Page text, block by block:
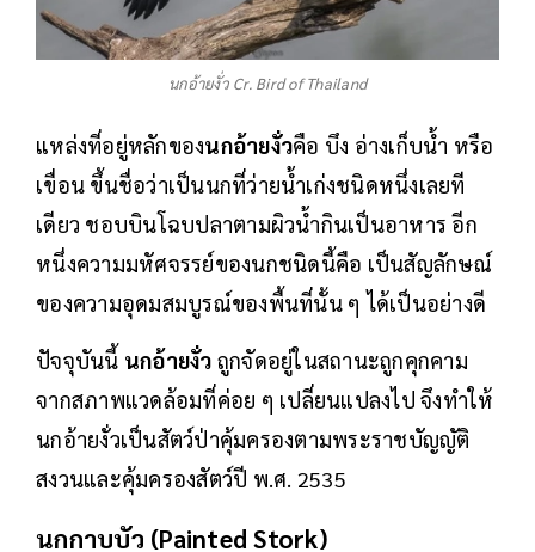
นกอ้ายงั่ว Cr. Bird of Thailand
แหล่งที่อยู่หลักของนกอ้ายงั่วคือ บึง อ่างเก็บน้ำ หรือ
เขื่อน ขึ้นชื่อว่าเป็นนกที่ว่ายน้ำเก่งชนิดหนึ่งเลยที
เดียว ชอบบินโฉบปลาตามผิวน้ำกินเป็นอาหาร อีก
หนึ่งความมหัศจรรย์ของนกชนิดนี้คือ เป็นสัญลักษณ์
ของความอุดมสมบูรณ์ของพื้นที่นั้น ๆ ได้เป็นอย่างดี
ปัจจุบันนี้ นกอ้ายงั่ว ถูกจัดอยู่ในสถานะถูกคุกคาม
จากสภาพแวดล้อมที่ค่อย ๆ เปลี่ยนแปลงไป จึงทำให้
นกอ้ายงั่วเป็นสัตว์ป่าคุ้มครองตามพระราชบัญญัติ
สงวนและคุ้มครองสัตว์ปี พ.ศ. 2535
นกกาบบัว (Painted Stork)